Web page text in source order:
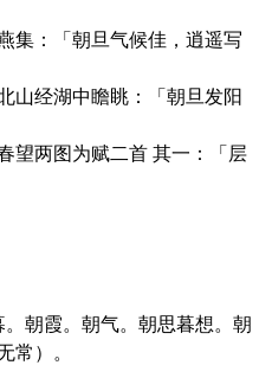
集：「朝旦气候佳，逍遥写
山经湖中瞻眺：「朝旦发阳
望两图为赋二首 其一：「层
常）。